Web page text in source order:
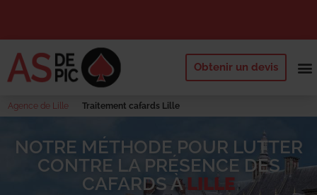
Obtenir un devis
Agence de Lille Traitement cafards Lille
NOTRE MÉTHODE POUR LUTTER
CONTRE LA PRÉSENCE DES
CAFARDS ÀLILLE